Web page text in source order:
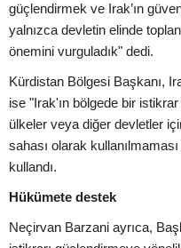
güçlendirmek ve Irak’ın
yalnızca devletin elinde
önemini vurguladık" dedi.
Kürdistan Bölgesi Başkanı,
ise "Irak'ın bölgede bir
ülkeler veya diğer devletler
sahası olarak
kullandı.
Hükümete destek
Neçirvan Barzani ayrıca,